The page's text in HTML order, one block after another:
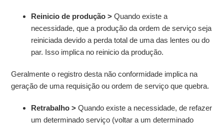
Reinicio de produção > Quando existe a
necessidade, que a produção da ordem de serviço seja
reiniciada devido a perda total de uma das lentes ou do
par. Isso implica no reinicio da produção.
Geralmente o registro desta não conformidade implica na
geração de uma requisição ou ordem de serviço que quebra.
Retrabalho > Quando existe a necessidade, de refazer
um determinado serviço (voltar a um determinado